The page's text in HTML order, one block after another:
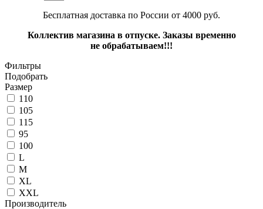
Бесплатная доставка по России от 4000 руб.
Коллектив магазина в отпуске. Заказы временно
не обрабатываем!!!
Фильтры
Подобрать
Размер
110
105
115
95
100
L
M
XL
XXL
Производитель